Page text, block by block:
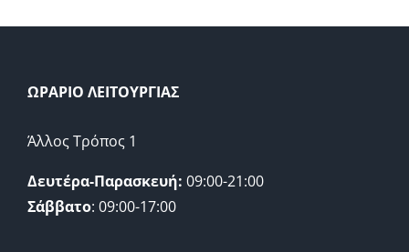
ΩΡΑΡΙΟ ΛΕΙΤΟΥΡΓΙΑΣ
Άλλος Τρόπος 1
Δευτέρα-Παρασκευή: 09:00-21:00
Σάββατο: 09:00-17:00